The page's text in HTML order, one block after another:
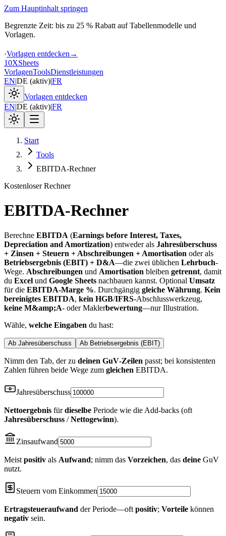
Zum Hauptinhalt springen
Begrenzte Zeit: bis zu 25 % Rabatt auf Tabellenmodelle und
Vorlagen.
·Vorlagen entdecken →
10XSheets
VorlagenToolsDienstleistungen
EN|DE (aktiv)|FR
Vorlagen entdecken
EN|DE (aktiv)|FR
Start
Tools
EBITDA-Rechner
Kostenloser Rechner
EBITDA-Rechner
Berechne EBITDA (Earnings before Interest, Taxes,
Depreciation and Amortization) entweder als Jahresüberschuss
+ Zinsen + Steuern + Abschreibungen + Amortisation oder als
Betriebsergebnis (EBIT) + D&A—die zwei üblichen Lehrbuch-
Wege. Abschreibungen und Amortisation bleiben getrennt, damit
du Excel und Google Sheets nachbauen kannst. Optional Umsatz
für die EBITDA-Marge %. Durchgängig gleiche Währung. Kein
bereinigtes EBITDA, kein HGB/IFRS-Abschlusswerkzeug,
keine M&amp;A- oder Maklerbewertung—nur Illustration.
Wähle, welche Eingaben du hast:
Ab Jahresüberschuss Ab Betriebsergebnis (EBIT)
Nimm den Tab, der zu deinen GuV‑Zeilen passt; bei konsistenten
Zahlen führen beide Wege zum gleichen EBITDA.
Jahresüberschuss
Nettoergebnis fürdieselbe Periode wie die Add‑backs (oft
Jahresüberschuss /Nettogewinn).
Zinsaufwand
Meist positiv als Aufwand; nimm das Vorzeichen, das deine GuV
nutzt.
Steuern vom Einkommen
Ertragsteueraufwand der Periode—oft positiv; Vorteile können
negativ sein.